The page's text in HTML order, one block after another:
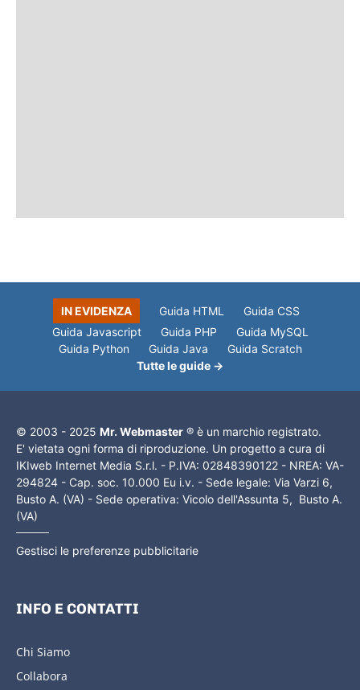
IN EVIDENZA Guida HTML
Guida CSS
Guida Javascript
Guida PHP
Guida MySQL
Guida Python
Guida Java
Guida Scratch
Tutte le guide →
© 2003 - 2025 Mr. Webmaster ® è un marchio registrato.
E' vietata ogni forma di riproduzione. Un progetto a cura di
IKIweb Internet Media S.r.l. - P.IVA: 02848390122 - NREA: VA-
294824 - Cap. soc. 10.000 Eu i.v. - Sede legale: Via Varzi 6,
Busto A. (VA) - Sede operativa: Vicolo dell'Assunta 5, Busto A.
(VA)
Gestisci le preferenze pubblicitarie
INFO E CONTATTI
Chi Siamo
Collabora